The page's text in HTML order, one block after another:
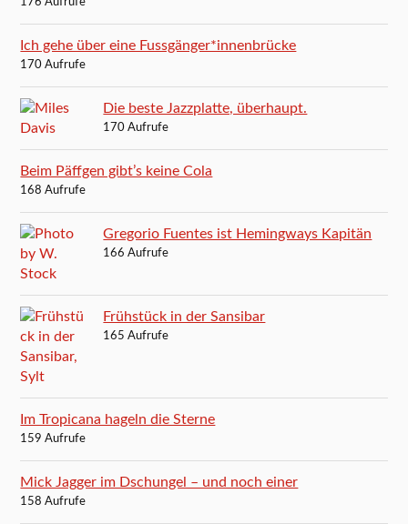
Ich gehe über eine Fussgänger*innenbrücke
170 Aufrufe
Die beste Jazzplatte, überhaupt.
170 Aufrufe
Beim Päffgen gibt’s keine Cola
168 Aufrufe
Gregorio Fuentes ist Hemingways Kapitän
166 Aufrufe
Frühstück in der Sansibar
165 Aufrufe
Im Tropicana hageln die Sterne
159 Aufrufe
Mick Jagger im Dschungel – und noch einer
158 Aufrufe